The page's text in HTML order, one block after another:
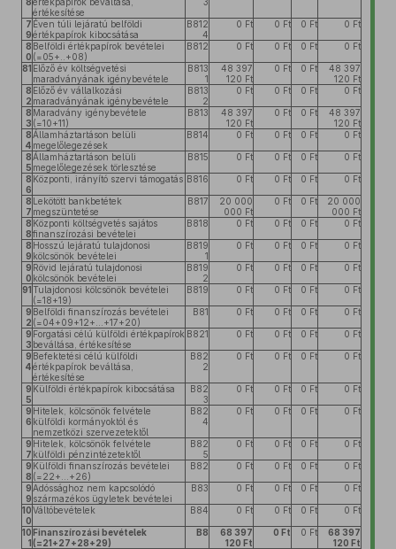
értékesítése
7
9
Éven túli lejáratú belföldi
értékpapírok kibocsátása
B812
4
0 Ft 0 Ft 0 Ft 0 Ft
8
0
Belföldi értékpapírok bevételei
(=05+..+08)
B812 0 Ft 0 Ft 0 Ft 0 Ft
81 Előző év költségvetési
maradványának igénybevétele
B813
1
48 397
120 Ft
0 Ft 0 Ft
48 397
120 Ft
8
2
Előző év vállalkozási
maradványának igénybevétele
B813
2
0 Ft 0 Ft 0 Ft 0 Ft
8
3
Maradvány igénybevétele
(=10+11)
B813
48 397
120 Ft
0 Ft 0 Ft
48 397
120 Ft
8
4
Államháztartáson belüli
megelőlegezések
B814 0 Ft 0 Ft 0 Ft 0 Ft
8
5
Államháztartáson belüli
megelőlegezések törlesztése
B815 0 Ft 0 Ft 0 Ft 0 Ft
8
6
Központi, irányító szervi támogatás B816 0 Ft 0 Ft 0 Ft 0 Ft
8
7
Lekötött bankbetétek
megszüntetése
B817
20 000
000 Ft
0 Ft 0 Ft
20 000
000 Ft
8
8
Központi költségvetés sajátos
finanszírozási bevételei
B818 0 Ft 0 Ft 0 Ft 0 Ft
8
9
Hosszú lejáratú tulajdonosi
kölcsönök bevételei
B819
1
0 Ft 0 Ft 0 Ft 0 Ft
9
0
Rövid lejáratú tulajdonosi
kölcsönök bevételei
B819
2
0 Ft 0 Ft 0 Ft 0 Ft
91 Tulajdonosi kölcsönök bevételei
(=18+19)
B819 0 Ft 0 Ft 0 Ft 0 Ft
9
2
Belföldi finanszírozás bevételei
(=04+09+12+...+17+20)
B81 0 Ft 0 Ft 0 Ft 0 Ft
9
3
Forgatási célú külföldi értékpapírok
beváltása, értékesítése
B821 0 Ft 0 Ft 0 Ft 0 Ft
9
4
Befektetési célú külföldi
értékpapírok beváltása,
értékesítése
B82
2
0 Ft 0 Ft 0 Ft 0 Ft
9
5
Külföldi értékpapírok kibocsátása
B82
3
0 Ft 0 Ft 0 Ft 0 Ft
9
6
Hitelek, kölcsönök felvétele
külföldi kormányoktól és
nemzetközi szervezetektől
B82
4
0 Ft 0 Ft 0 Ft 0 Ft
9
7
Hitelek, kölcsönök felvétele
külföldi pénzintézetektől
B82
5
0 Ft 0 Ft 0 Ft 0 Ft
9
8
Külföldi finanszírozás bevételei
(=22+...+26)
B82 0 Ft 0 Ft 0 Ft 0 Ft
9
9
Adóssághoz nem kapcsolódó
származékos ügyletek bevételei
B83 0 Ft 0 Ft 0 Ft 0 Ft
10
0
Váltóbevételek B84 0 Ft 0 Ft 0 Ft 0 Ft
10
1
Finanszírozási bevételek
(=21+27+28+29)
B8
68 397
120 Ft
0 Ft 0 Ft
68 397
120 Ft